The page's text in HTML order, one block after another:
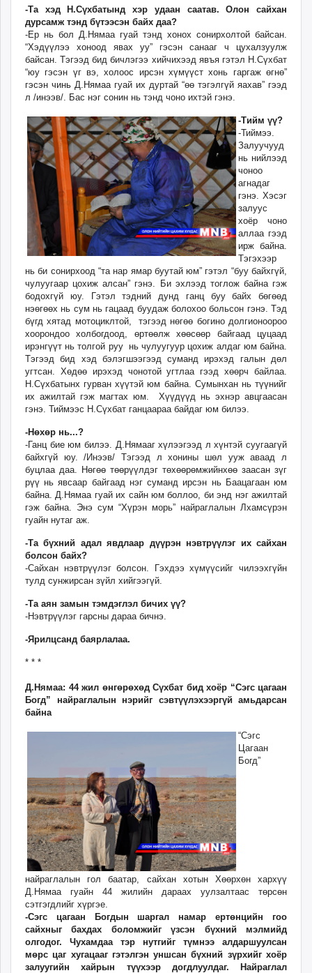
-Та хэд Н.Сүхбатынд хэр удаан саатав. Олон сайхан
дурсамж тэнд бүтээсэн байх даа?
-Ер нь бол Д.Нямаа гуай тэнд хонох сонирхолтой байсан.
“Хэдүүлээ хоноод явах уу” гэсэн санааг ч цухалзуулж
байсан. Тэгээд бид бичлэгээ хийчихээд явъя гэтэл Н.Сүхбат
“юу гэсэн үг вэ, холоос ирсэн хүмүүст хонь гаргаж өгнө”
гэсэн чинь Д.Нямаа гуай их дуртай “өө тэгэлгүй яахав” гээд
л /инээв/. Бас нэг сонин нь тэнд чоно ихтэй гэнэ.
-Тийм үү?
-Тиймээ.
Залуучууд
нь нийлээд
чоноо
агнадаг
гэнэ. Хэсэг
залуус
хоёр чоно
аллаа гээд
ирж байна.
Тэгэхээр
нь би сонирхоод “та нар ямар буутай юм” гэтэл “буу байхгүй,
чулуугаар цохиж алсан” гэнэ. Би эхлээд тоглож байна гэж
бодохгүй юу. Гэтэл тэдний дунд ганц буу байх бөгөөд
нэөгөөх нь сум нь гацаад буудаж болохоо больсон гэнэ. Тэд
бүгд хятад мотоциклтой, тэгээд нөгөө богино долгионоороо
хоорондоо холбогдоод, өртөөлж хөөсөөр байгаад цуцаад
ирэнгүүт нь толгой руу нь чулуугуур цохиж алдаг юм байна.
Тэгээд бид хэд бэлэгшээгээд суманд ирэхэд галын дөл
угтсан. Хөдөө ирэхэд чонотой угтлаа гээд хөөрч байлаа.
Н.Сүхбатынх гурван хүүтэй юм байна. Сумынхан нь түүнийг
их ажилтай гэж магтах юм. Хүүдүүд нь эхнэр авцгаасан
гэнэ. Тиймээс Н.Сүхбат ганцаараа байдаг юм билээ.
-Нөхөр нь...?
-Ганц бие юм билээ. Д.Нямааг хүлээгээд л хүнтэй суугаагүй
байхгүй юу. /Инээв/ Тэгээд л хонины шөл ууж аваад л
буцлаа даа. Нөгөө төөрүүлдэг төхөөрөмжийнхөө заасан зүг
рүү нь явсаар байгаад нэг суманд ирсэн нь Баацагаан юм
байна. Д.Нямаа гуай их сайн юм боллоо, би энд нэг ажилтай
гэж байна. Энэ сум “Хүрэн морь” найраглалын Лхамсүрэн
гуайн нутаг аж.
-Та бүхний адал явдлаар дүүрэн нэвтрүүлэг их сайхан
болсон байх?
-Сайхан нэвтрүүлэг болсон. Гэхдээ хүмүүсийг чилээхгүйн
тулд сунжирсан зүйл хийгээгүй.
-Та аян замын тэмдэглэл бичих үү?
-Нэвтрүүлэг гарсны дараа бичнэ.
-Ярилцсанд баярлалаа.
* * *
Д.Нямаа: 44 жил өнгөрөхөд Сүхбат бид хоёр “Сэгс цагаан
Богд” найраглалын нэрийг сэвтүүлэхээргүй амьдарсан
байна
“Сэгс
Цагаан
Богд”
найраглалын гол баатар, сайхан хотын Хөөрхөн хархүү
Д.Нямаа гуайн 44 жилийн дараах уулзалтаас төрсөн
сэтгэгдлийг хүргэе.
-Сэгс цагаан Богдын шаргал намар ертөнцийн гоо
сайхныг бахдах боломжийг үзсэн бүхний мэлмийд
олгодог. Чухамдаа тэр нутгийг түмнээ алдаршуулсан
мөрс цаг хугацааг гэтэлгэн уншсан бүхний зүрхийг хоёр
залуугийн хайрын түүхээр догдлуулдаг. Найраглал